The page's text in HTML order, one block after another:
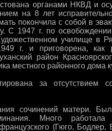
органами НКВД и
на 8 лет
покончила с собой в
C 1947 г. по
училище в
г. и приговорена, как
район
местного районного дома
за отсутствием
сочинений матери.
Много работала
(Гюго, Бодлер,